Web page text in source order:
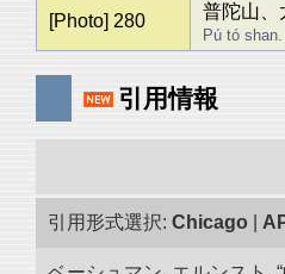
[Photo] 280 普陀山
Pú tó
引用情報
引用形式選択: Chicago